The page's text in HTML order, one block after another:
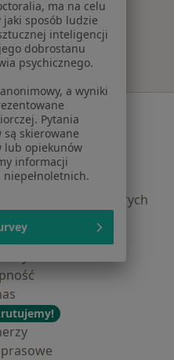
pacjentów
profesjonalistów
których
ma na celu
sposób ludzie
inteligencji
dobrostanu
psychicznego.
a wyniki
Pytania
są skierowane
lub opiekunów
informacji